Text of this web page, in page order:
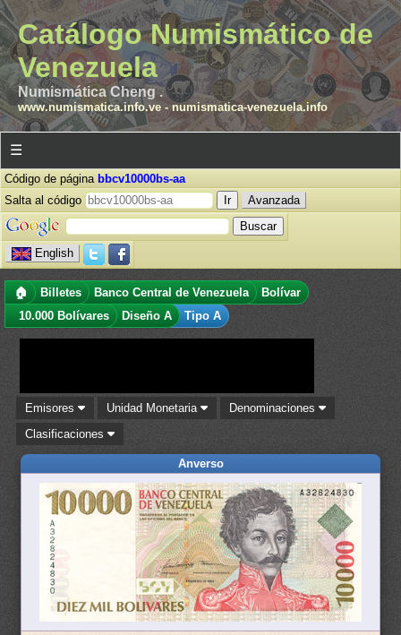
Catálogo Numismático de
Venezuela
Numismática Cheng .
www.numismatica.info.ve- numismatica-venezuela.info
☰
Código de página bbcv10000bs-aa
Salta al código
Avanzada
English
🏠 Billetes Banco Central de Venezuela
Bolívar
10.000 Bolívares
Diseño A Tipo A
Emisores Unidad Monetaria
Denominaciones
Clasificaciones
Anverso